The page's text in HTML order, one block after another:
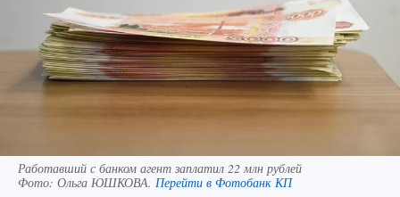
Работавший с банком агент заплатил 22 млн рублей
Фото: Ольга ЮШКОВА. Перейти в Фотобанк КП